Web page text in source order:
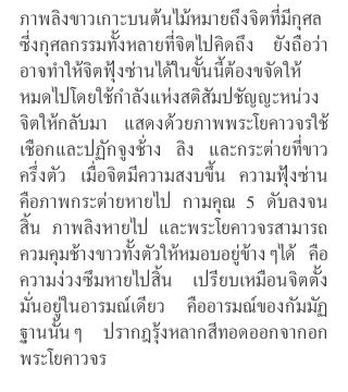
ภาพลิงขาวเกาะบนต้นไม้หมายถึงจิตที่มีกุศล
ซี่งกุศลกรรมทั้งหลายที่จิตไปคิดถึง ยังถือว่า
อาจทำให้จิตฟุ้งซ่านได้ในขั้นนี้ต้องขจัดให้
หมดไปโดยใช้กำลังแห่งสติสัมปชัญญะหน่วง
จิตให้กลับมา แสดงด้วยภาพพระโยคาวจรใช้
เชือกและปฏักจูงช้่าง ลิง และกระต่ายที่ขาว
ครึ่งตัว เมื่อจิตมีความสงบขึ้น ความฟุ้งซ่าน
คือภาพกระต่ายหายไป กามคุณ 5 ดับลงจน
สิ้น ภาพลิงหายไป และพระโยคาวจรสามารถ
ควมคุมช้างขาวทั้งตัวให้หมอบอยู่ข้างๆได้ คือ
ความง่วงซึมหายไปสิ้น เปรียบเหมือนจิตตั้ง
มั่นอยู่ในอารมณ์เดียว คืออารมณ์ของกัมมัฏ
ฐานนั้นๆ ปรากฎรุ้งหลากสีทอดออกจากอก
พระโยคาวจร